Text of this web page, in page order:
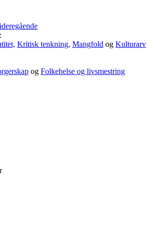
Kritisk tenkning, Mangfold og Kulturarv
og Folkehelse og livsmestring